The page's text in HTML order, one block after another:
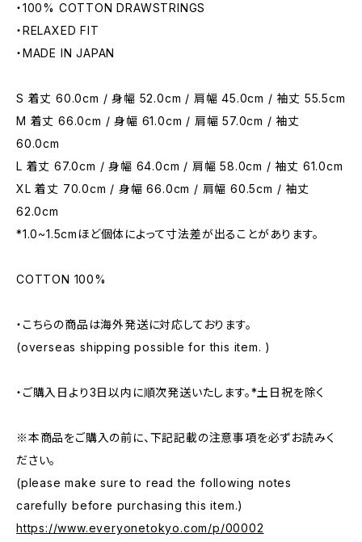
・100% COTTON DRAWSTRINGS
・RELAXED FIT
・MADE IN JAPAN
S 着丈 60.0cm / 身幅 52.0cm / 肩幅 45.0cm / 袖丈 55.5cm
M 着丈 66.0cm / 身幅 61.0cm / 肩幅 57.0cm / 袖丈
60.0cm
L 着丈 67.0cm / 身幅 64.0cm / 肩幅 58.0cm / 袖丈 61.0cm
XL 着丈 70.0cm / 身幅 66.0cm / 肩幅 60.5cm / 袖丈
62.0cm
*1.0~1.5cmほど個体によって寸法差が出ることがあります。
COTTON 100%
・こちらの商品は海外発送に対応しております。
(overseas shipping possible for this item. )
・ご購入日より3日以内に順次発送いたします。*土日祝を除く
※本商品をご購入の前に、下記記載の注意事項を必ずお読みく
ださい。
(please make sure to read the following notes
carefully before purchasing this item.)
https://www.everyonetokyo.com/p/00002